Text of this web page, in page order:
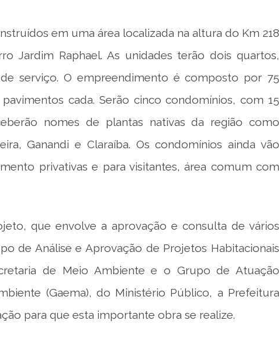
em uma área localizada na altura do Km 218
Jardim Raphael. As unidades terão dois quartos,
serviço. O empreendimento é composto por 75
cada. Serão cinco condomínios, com 15
nomes de plantas nativas da região como
Ganandi e Claraíba. Os condomínios ainda vão
privativas e para visitantes, área comum com
que envolve a aprovação e consulta de vários
de Análise e Aprovação de Projetos Habitacionais
de Meio Ambiente e o Grupo de Atuação
(Gaema), do Ministério Público, a Prefeitura
para que esta importante obra se realize.